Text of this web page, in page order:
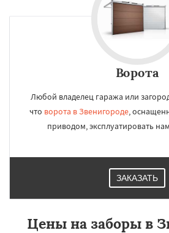
Ворота
Любой владелец гаража или
что ворота в Звенигороде,
приводом, эксплуатировать
ЗАКАЗАТЬ
Цены на заборы в